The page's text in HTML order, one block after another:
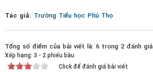
Tác giả: Trường Tiểu học Phú Thọ
Tổng số điểm của bài viết là: 6 trong 2 đánh giá
Xếp hạng: 3 - 2 phiếu bầu
Click để đánh giá bài viết